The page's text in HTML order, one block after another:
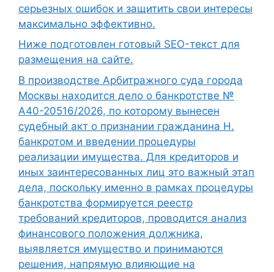
серьезных ошибок и защитить свои интересы
максимально эффективно.
Ниже подготовлен готовый SEO-текст для
размещения на сайте.
В производстве Арбитражного суда города
Москвы находится дело о банкротстве №
А40-20516/2026, по которому вынесен
судебный акт о признании гражданина Н.
банкротом и введении процедуры
реализации имущества. Для кредиторов и
иных заинтересованных лиц это важный этап
дела, поскольку именно в рамках процедуры
банкротства формируется реестр
требований кредиторов, проводится анализ
финансового положения должника,
выявляется имущество и принимаются
решения, напрямую влияющие на